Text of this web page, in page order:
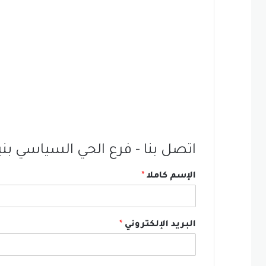
اتصل بنا - فرع الحي السياسي
الإسم كاملا *
البريد الإلكتروني *